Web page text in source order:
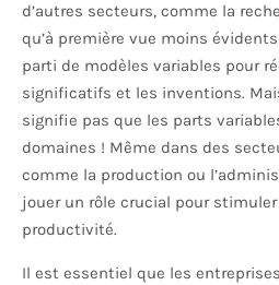
d’autres secteurs, comme la
qu’à première vue moins
parti de modèles variables pour
significatifs et les inventions.
signifie pas que les parts
domaines ! Même dans des
comme la production ou
jouer un rôle crucial pour stimuler
productivité.
Il est essentiel que les